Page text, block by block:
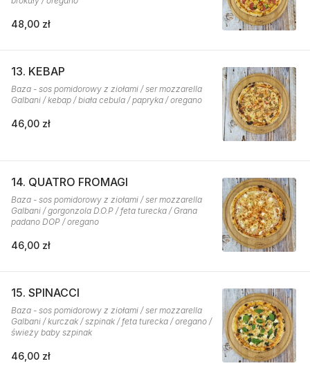
48,00 zł
13. KEBAP
Baza - sos pomidorowy z ziołami / ser mozzarella
Galbani / kebap / biała cebula / papryka / oregano
46,00 zł
14. QUATRO FROMAGI
Baza - sos pomidorowy z ziołami / ser mozzarella
Galbani / gorgonzola D.O.P / feta turecka / Grana
padano DOP / oregano
46,00 zł
15. SPINACCI
Baza - sos pomidorowy z ziołami / ser mozzarella
Galbani / kurczak / szpinak / feta turecka / oregano /
świeży baby szpinak
46,00 zł